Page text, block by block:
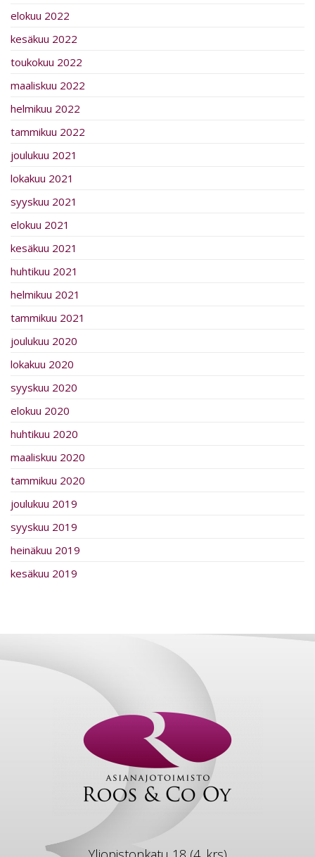
elokuu 2022
kesäkuu 2022
toukokuu 2022
maaliskuu 2022
helmikuu 2022
tammikuu 2022
joulukuu 2021
lokakuu 2021
syyskuu 2021
elokuu 2021
kesäkuu 2021
huhtikuu 2021
helmikuu 2021
tammikuu 2021
joulukuu 2020
lokakuu 2020
syyskuu 2020
elokuu 2020
huhtikuu 2020
maaliskuu 2020
tammikuu 2020
joulukuu 2019
syyskuu 2019
heinäkuu 2019
kesäkuu 2019